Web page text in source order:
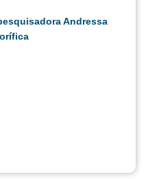
Andressa